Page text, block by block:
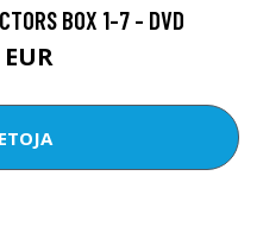
BOX 1-7 - DVD